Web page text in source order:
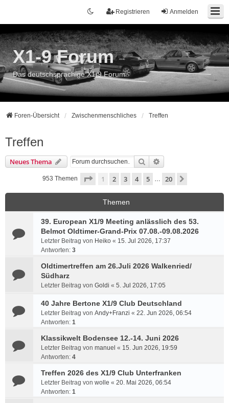
Anmelden
Registrieren
X1-9 Forum
Das deutschsprachige X1/9 Forum
Foren-Übersicht Zwischenmenschliches Treffen
Treffen
Neues Thema Suche
953 Themen Seite 1von 20
1 2 3 4 5 … 20
Themen
39. European X1/9 Meeting anlässlich des 53.
Belmot Oldtimer-Grand-Prix 07.08.-09.08.2026
Letzter Beitrag von Heiko « 15. Jul 2026, 17:37
Antworten: 3
Oldtimertreffen am 26.Juli 2026 Walkenried/
Südharz
Letzter Beitrag von Goldi « 5. Jul 2026, 17:05
40 Jahre Bertone X1/9 Club Deutschland
Letzter Beitrag von Andy+Franzi « 22. Jun 2026, 06:54
Antworten: 1
Klassikwelt Bodensee 12.-14. Juni 2026
Letzter Beitrag von manuel « 15. Jun 2026, 19:59
Antworten: 4
Treffen 2026 des X1/9 Club Unterfranken
Letzter Beitrag von wolle « 20. Mai 2026, 06:54
Antworten: 1